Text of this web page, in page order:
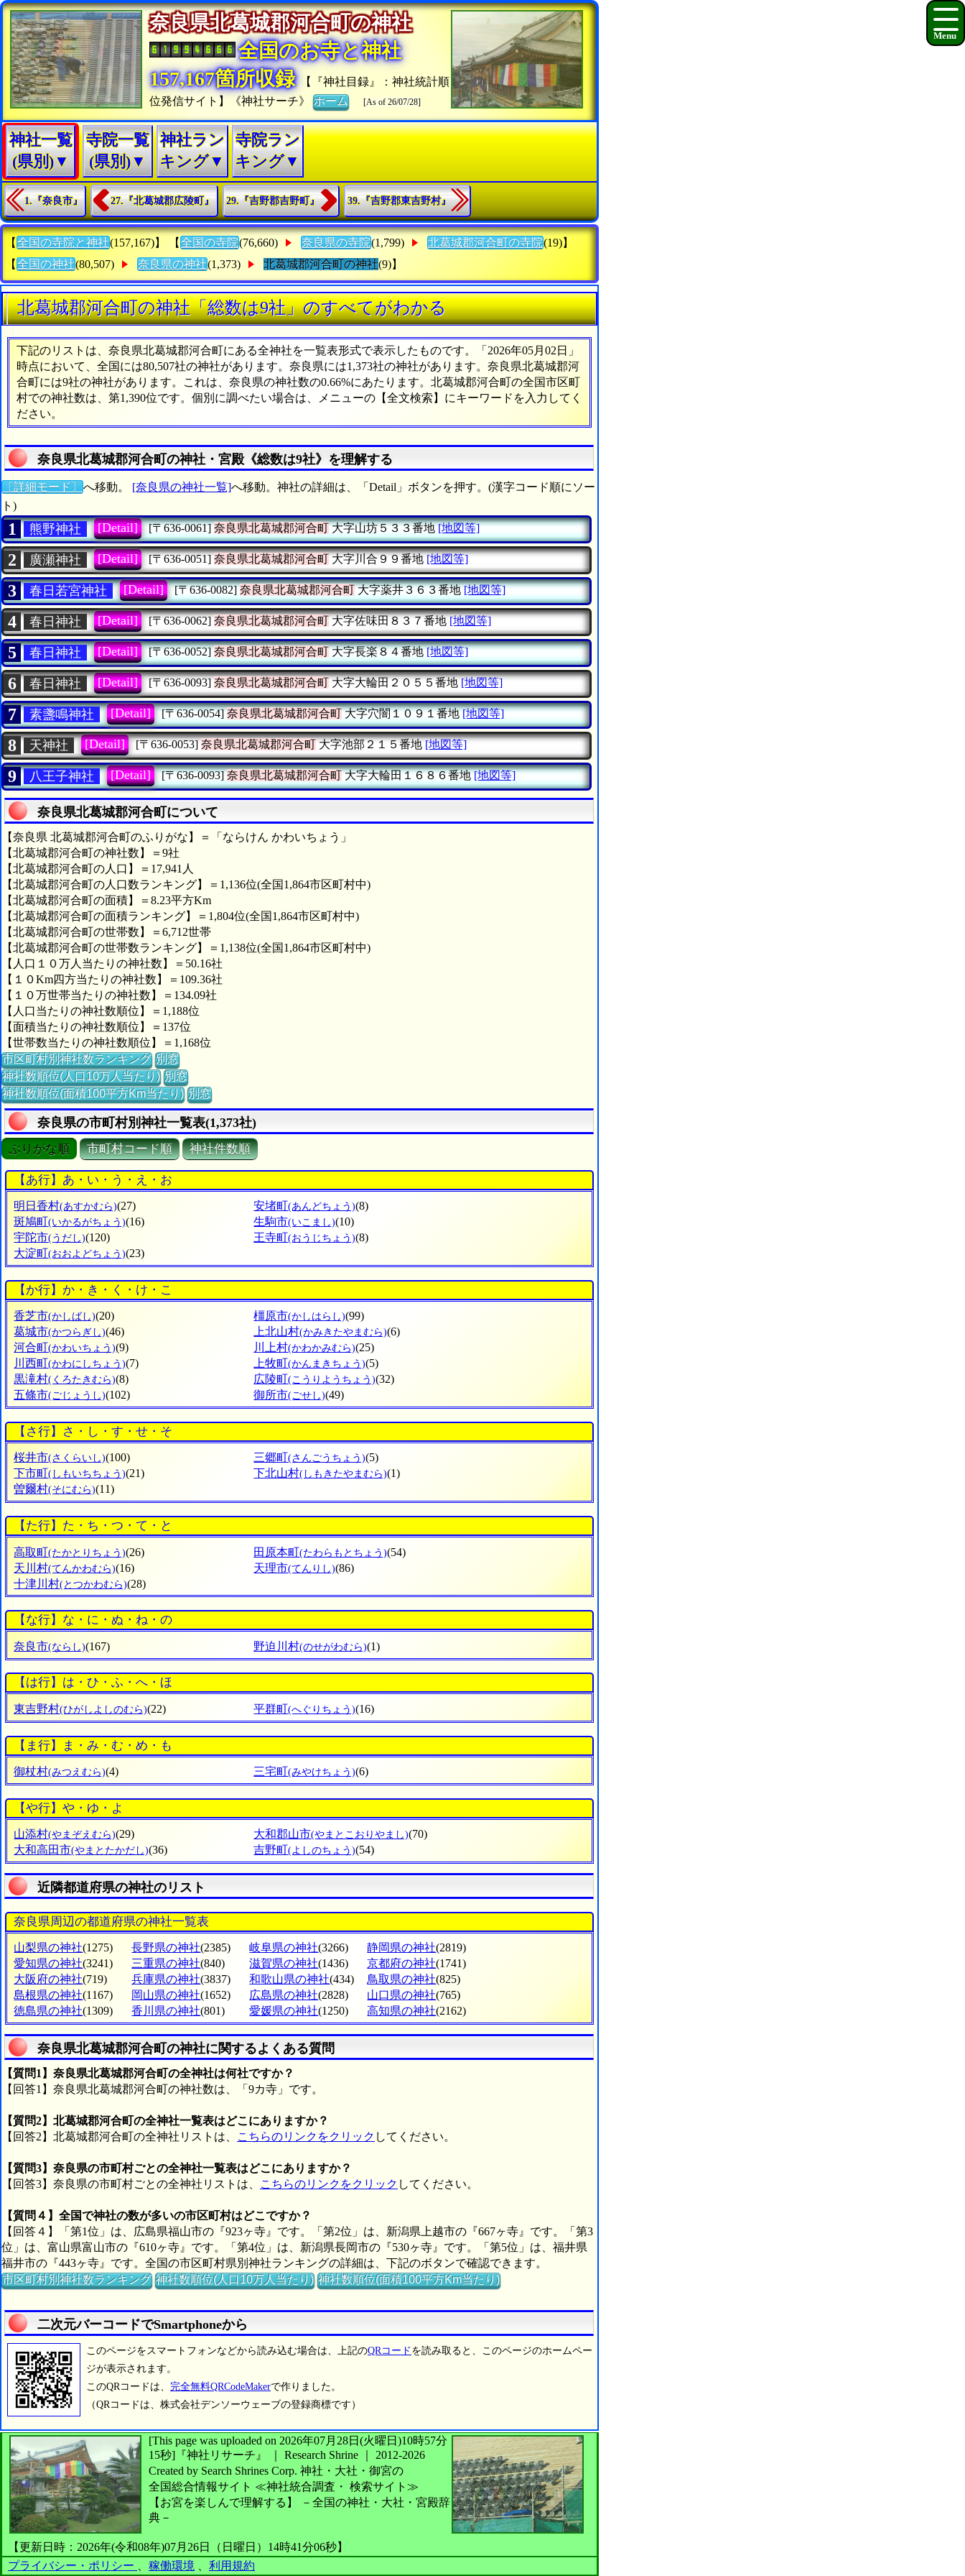
奈良県北葛城郡河合町の神社
全国のお寺と神社
157,167箇所収録
【『神社目録』：神社統計順
位発信サイト】《神社サーチ》ホーム [As of 26/07/28]
神社一覧
(県別)▼
寺院一覧
(県別)▼
神社ラン
キング▼
寺院ラン
キング▼
1.『奈良市』 27.『北葛城郡広陵町』 29.『吉野郡吉野町』 39.『吉野郡東吉野村』
【 全国の寺院と神社(157,167)】 【 全国の寺院(76,660) 奈良県の寺院(1,799) 北葛城郡河合町の寺院(19)】
【 全国の神社(80,507) 奈良県の神社(1,373) 北葛城郡河合町の神社(9)】
北葛城郡河合町の神社「総数は9社」のすべてがわかる
下記のリストは、奈良県北葛城郡河合町にある全神社を一覧表形式で表示したものです。「2026年05月02日」
時点において、全国には80,507社の神社があります。奈良県には1,373社の神社があります。奈良県北葛城郡河
合町には9社の神社があります。これは、奈良県の神社数の0.66%にあたります。北葛城郡河合町の全国市区町
村での神社数は、第1,390位です。個別に調べたい場合は、メニューの【全文検索】にキーワードを入力してく
ださい。
奈良県北葛城郡河合町の神社・宮殿《総数は9社》を理解する
〔詳細モード〕 へ移動。 [奈良県の神社一覧]へ移動。神社の詳細は、「Detail」ボタンを押す。(漢字コード順にソー
ト)
1 熊野神社 [Detail] [〒636-0061] 奈良県北葛城郡河合町大字山坊５３３番地 [地図等]
2 廣瀬神社 [Detail] [〒636-0051] 奈良県北葛城郡河合町大字川合９９番地 [地図等]
3 春日若宮神社 [Detail] [〒636-0082] 奈良県北葛城郡河合町大字薬井３６３番地 [地図等]
4 春日神社 [Detail] [〒636-0062] 奈良県北葛城郡河合町大字佐味田８３７番地 [地図等]
5 春日神社 [Detail] [〒636-0052] 奈良県北葛城郡河合町大字長楽８４番地 [地図等]
6 春日神社 [Detail] [〒636-0093] 奈良県北葛城郡河合町大字大輪田２０５５番地 [地図等]
7 素盞鳴神社 [Detail] [〒636-0054] 奈良県北葛城郡河合町大字穴闇１０９１番地 [地図等]
8 天神社 [Detail] [〒636-0053] 奈良県北葛城郡河合町大字池部２１５番地 [地図等]
9 八王子神社 [Detail] [〒636-0093] 奈良県北葛城郡河合町大字大輪田１６８６番地 [地図等]
奈良県北葛城郡河合町について
【奈良県 北葛城郡河合町のふりがな】＝「ならけん かわいちょう」
【北葛城郡河合町の神社数】＝9社
【北葛城郡河合町の人口】＝17,941人
【北葛城郡河合町の人口数ランキング】＝1,136位(全国1,864市区町村中)
【北葛城郡河合町の面積】＝8.23平方Km
【北葛城郡河合町の面積ランキング】＝1,804位(全国1,864市区町村中)
【北葛城郡河合町の世帯数】＝6,712世帯
【北葛城郡河合町の世帯数ランキング】＝1,138位(全国1,864市区町村中)
【人口１０万人当たりの神社数】＝50.16社
【１０Km四方当たりの神社数】＝109.36社
【１０万世帯当たりの神社数】＝134.09社
【人口当たりの神社数順位】＝1,188位
【面積当たりの神社数順位】＝137位
【世帯数当たりの神社数順位】＝1,168位
市区町村別神社数ランキング 別窓
神社数順位(人口10万人当たり) 別窓
神社数順位(面積100平方Km当たり) 別窓
奈良県の市町村別神社一覧表(1,373社)
ぶりがな順 市町村コード順 神社件数順
【あ行】あ・い・う・え・お
明日香村(あすかむら)(27) 安堵町(あんどちょう)(8)
斑鳩町(いかるがちょう)(16) 生駒市(いこまし)(10)
宇陀市(うだし)(120) 王寺町(おうじちょう)(8)
大淀町(おおよどちょう)(23)
【か行】か・き・く・け・こ
香芝市(かしばし)(20) 橿原市(かしはらし)(99)
葛城市(かつらぎし)(46) 上北山村(かみきたやまむら)(6)
河合町(かわいちょう)(9) 川上村(かわかみむら)(25)
川西町(かわにしちょう)(7) 上牧町(かんまきちょう)(5)
黒滝村(くろたきむら)(8) 広陵町(こうりようちょう)(32)
五條市(ごじょうし)(102) 御所市(ごせし)(49)
【さ行】さ・し・す・せ・そ
桜井市(さくらいし)(100) 三郷町(さんごうちょう)(5)
下市町(しもいちちょう)(21) 下北山村(しもきたやまむら)(1)
曽爾村(そにむら)(11)
【た行】た・ち・つ・て・と
高取町(たかとりちょう)(26) 田原本町(たわらもとちょう)(54)
天川村(てんかわむら)(16) 天理市(てんりし)(86)
十津川村(とつかわむら)(28)
【な行】な・に・ぬ・ね・の
奈良市(ならし)(167) 野迫川村(のせがわむら)(1)
【は行】は・ひ・ふ・へ・ほ
東吉野村(ひがしよしのむら)(22) 平群町(へぐりちょう)(16)
【ま行】ま・み・む・め・も
御杖村(みつえむら)(4) 三宅町(みやけちょう)(6)
【や行】や・ゆ・よ
山添村(やまぞえむら)(29) 大和郡山市(やまとこおりやまし)(70)
大和高田市(やまとたかだし)(36) 吉野町(よしのちょう)(54)
近隣都道府県の神社のリスト
奈良県周辺の都道府県の神社一覧表
山梨県の神社(1275) 長野県の神社(2385) 岐阜県の神社(3266) 静岡県の神社(2819)
愛知県の神社(3241) 三重県の神社(840) 滋賀県の神社(1436) 京都府の神社(1741)
大阪府の神社(719) 兵庫県の神社(3837) 和歌山県の神社(434) 鳥取県の神社(825)
島根県の神社(1167) 岡山県の神社(1652) 広島県の神社(2828) 山口県の神社(765)
徳島県の神社(1309) 香川県の神社(801) 愛媛県の神社(1250) 高知県の神社(2162)
奈良県北葛城郡河合町の神社に関するよくある質問
【質問1】奈良県北葛城郡河合町の全神社は何社ですか？
【回答1】奈良県北葛城郡河合町の神社数は、「9カ寺」です。
【質問2】北葛城郡河合町の全神社一覧表はどこにありますか？
【回答2】北葛城郡河合町の全神社リストは、
こちらのリンクをクリック してください。
【質問3】奈良県の市町村ごとの全神社一覧表はどこにありますか？
【回答3】奈良県の市町村ごとの全神社リストは、
こちらのリンクをクリック してください。
【質問４】全国で神社の数が多いの市区町村はどこですか？
【回答４】「第1位」は、広島県福山市の『923ヶ寺』です。「第2位」は、新潟県上越市の『667ヶ寺』です。「第3
位」は、富山県富山市の『610ヶ寺』です。「第4位」は、新潟県長岡市の『530ヶ寺』です。「第5位」は、福井県
福井市の『443ヶ寺』です。全国の市区町村県別神社ランキングの詳細は、下記のボタンで確認できます。
市区町村別神社数ランキング 神社数順位(人口10万人当たり) 神社数順位(面積100平方Km当たり)
二次元バーコードでSmartphoneから
このページをスマートフォンなどから読み込む場合は、上記のQRコード を読み取ると、このページのホームペー
ジが表示されます。
このQRコードは、 完全無料QRCodeMakerで作りました。
（QRコードは、株式会社デンソーウェーブの登録商標です）
[This page was uploaded on 2026年07月28日(火曜日)10時57分
15秒] 『神社リサーチ』 ｜ Research Shrine
2012-2026
Created by Search Shrines Corp. 神社・大社・御宮の
全国総合情報サイト ≪神社統合調査・ 検索サイト≫
【お宮を楽しんで理解する】
－全国の神社・大社・宮殿辞
典－
【更新日時：2026年(令和08年)07月26日（日曜日）14時41分06秒】
プライバシー・ポリシー
稼働環境 利用規約